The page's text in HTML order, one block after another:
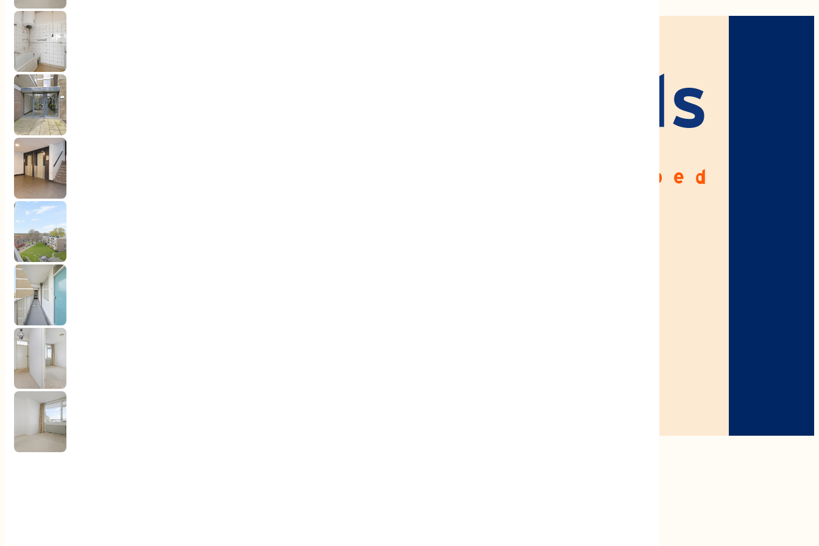
Ga naar hoofdinhoud
Woningaanbod
Aankoop
Verkoop
Diensten
Over ons
Klantenervaringen
Documenten
Contact
Woningaanbod
Aankoop
Verkoop
Diensten
Over ons
Klantenervaringen
Documenten
Contact